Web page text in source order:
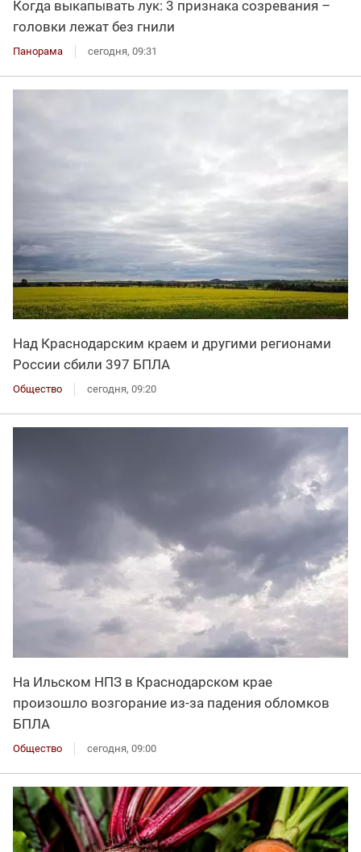
Когда выкапывать лук: 3 признака созревания –
головки лежат без гнили
Панорама сегодня, 09:31
Над Краснодарским краем и другими регионами
России сбили 397 БПЛА
Общество сегодня, 09:20
На Ильском НПЗ в Краснодарском крае
произошло возгорание из-за падения обломков
БПЛА
Общество сегодня, 09:00